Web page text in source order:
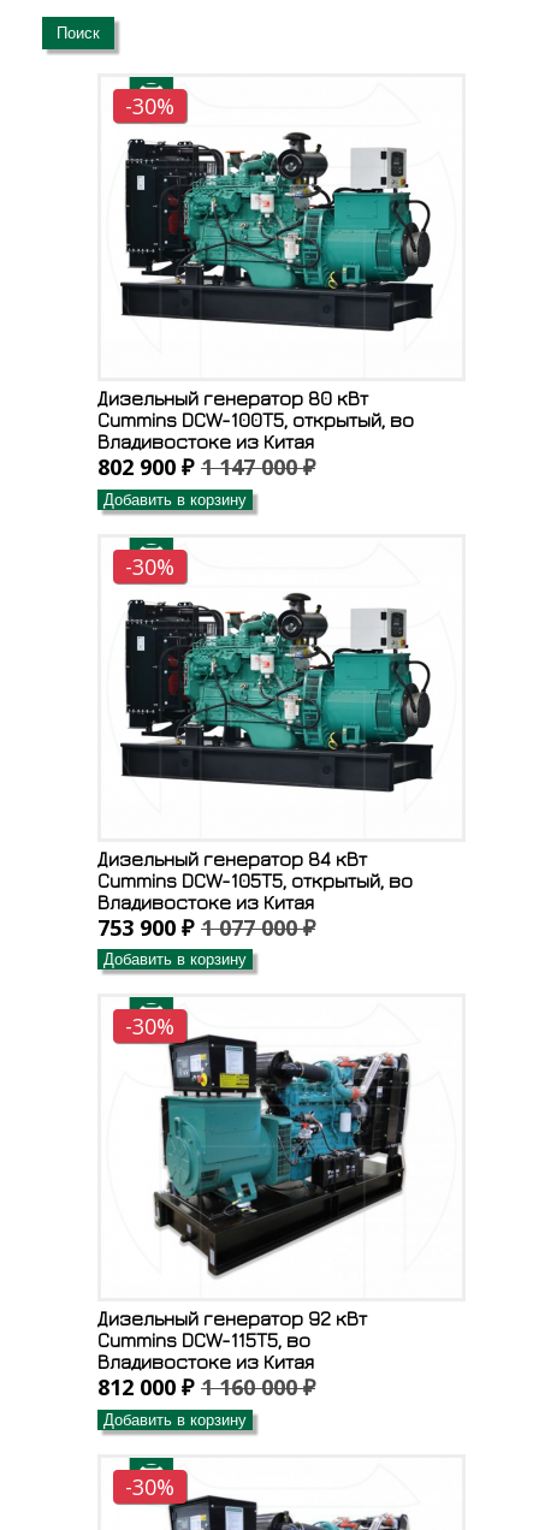
Поиск
-30%
Дизельный генератор 80 кВт
Cummins DCW-100T5, открытый, во
Владивостоке из Китая
802 900 ₽ 1 147 000 ₽
Добавить в корзину
-30%
Дизельный генератор 84 кВт
Cummins DCW-105T5, открытый, во
Владивостоке из Китая
753 900 ₽ 1 077 000 ₽
Добавить в корзину
-30%
Дизельный генератор 92 кВт
Cummins DCW-115T5, во
Владивостоке из Китая
812 000 ₽ 1 160 000 ₽
Добавить в корзину
-30%